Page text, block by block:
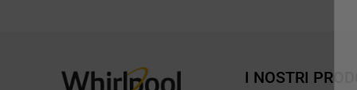
I NOSTRI